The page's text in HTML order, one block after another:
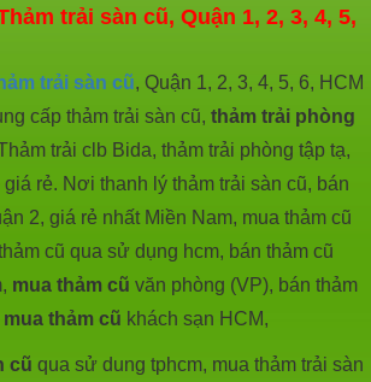
trải sàn cũ, Quận 1, 2, 3, 4, 5,
trải sàn cũ, Quận 1, 2, 3, 4, 5, 6, HCM
cấp thảm trải sàn cũ, thảm trải phòng
trải clb Bida, thảm trải phòng tập tạ,
rẻ. Nơi thanh lý thảm trải sàn cũ, bán
2, giá rẻ nhất Miền Nam, mua thảm cũ
cũ qua sử dụng hcm, bán thảm cũ
mua thảm cũ văn phòng (VP), bán thảm
mua thảm cũ khách sạn HCM,
cũ qua sử dung tphcm, mua thảm trải sàn